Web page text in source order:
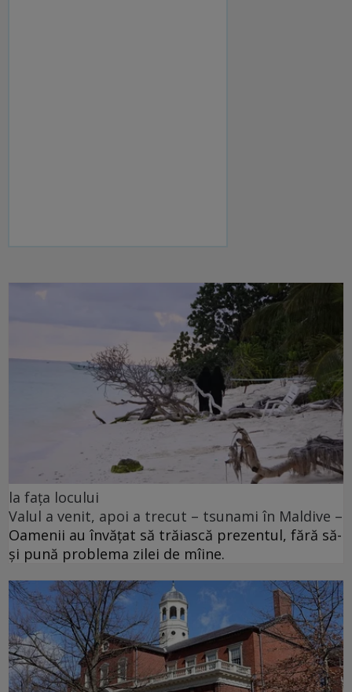
la fața locului
Valul a venit, apoi a trecut – tsunami în Maldive –
Oamenii au învățat să trăiască prezentul, fără să-
și pună problema zilei de mîine.